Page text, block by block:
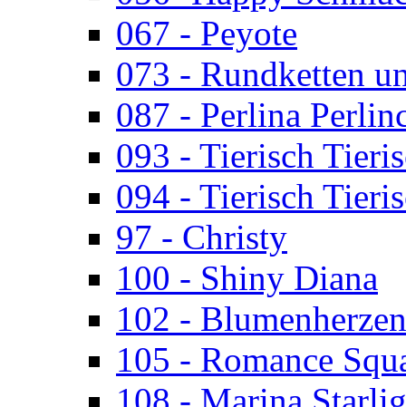
067 - Peyote
073 - Rundketten
087 - Perlina
093 - Tierisch
094 - Tierisch
97 - Christy
100 - Shiny Diana
102 - Blumenherzen
105 - Romance